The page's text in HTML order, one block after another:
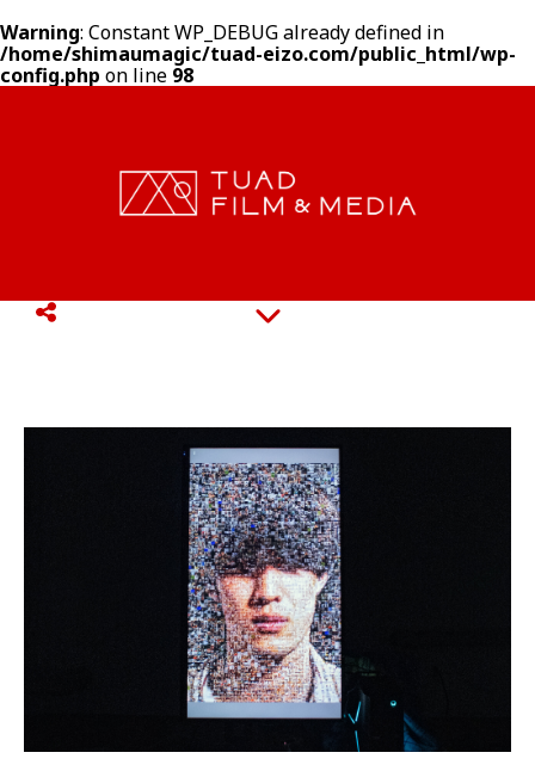
Warning: Constant WP_DEBUG already defined in
/home/shimaumagic/tuad-eizo.com/public_html/wp-
config.php on line 98